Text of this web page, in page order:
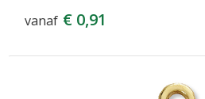
vanaf € 0,91